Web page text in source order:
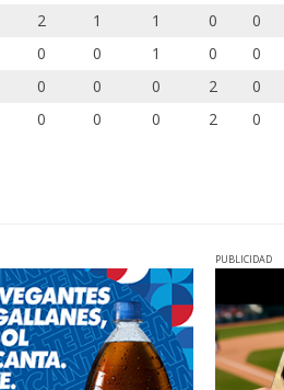
2 1 1 0 0
0 0 1 0 0
0 0 0 2 0
0 0 0 2 0
PUBLICIDAD